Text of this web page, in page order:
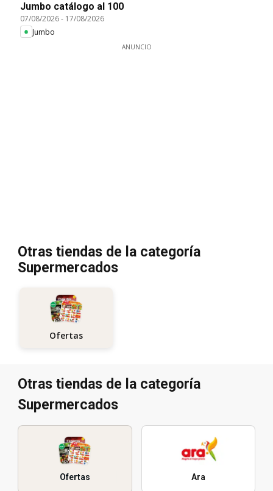
Jumbo catálogo al 100
07/08/2026- 17/08/2026
Jumbo
ANUNCIO
Otras tiendas de la categoría
Supermercados
Ofertas
Otras tiendas de la categoría
Supermercados
Ofertas Ara